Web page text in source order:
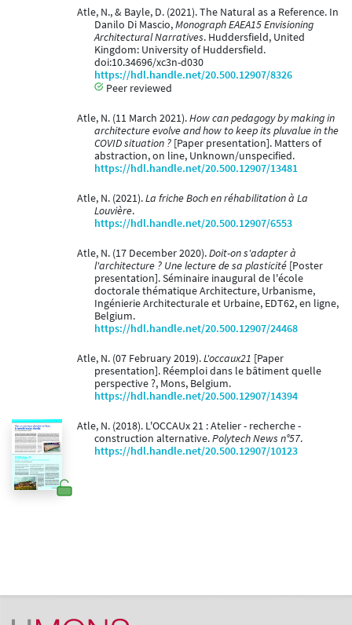
Atle, N., & Bayle, D. (2021). The Natural as a Reference. In
Danilo Di Mascio,Monograph EAEA15 Envisioning
Architectural Narratives. Huddersfield, United
Kingdom: University of Huddersfield.
doi:10.34696/xc3n-d030
https://hdl.handle.net/20.500.12907/8326
Peer reviewed
Atle, N. (11 March 2021).How can pedagogy by making in
architecture evolve and how to keep its pluvalue in the
COVID situation ? [Paper presentation]. Matters of
abstraction, on line, Unknown/unspecified.
https://hdl.handle.net/20.500.12907/13481
Atle, N. (2021).La friche Boch en réhabilitation à La
Louvière.
https://hdl.handle.net/20.500.12907/6553
Atle, N. (17 December 2020).Doit-on s'adapter à
l'architecture ? Une lecture de sa plasticité [Poster
presentation]. Séminaire inaugural de l'école
doctorale thématique Architecture, Urbanisme,
Ingénierie Architecturale et Urbaine, EDT62, en ligne,
Belgium.
https://hdl.handle.net/20.500.12907/24468
Atle, N. (07 February 2019).L'occaux21 [Paper
presentation]. Réemploi dans le bâtiment quelle
perspective ?, Mons, Belgium.
https://hdl.handle.net/20.500.12907/14394
Atle, N. (2018). L'OCCAUx 21 : Atelier - recherche -
construction alternative.Polytech News n°57.
https://hdl.handle.net/20.500.12907/10123